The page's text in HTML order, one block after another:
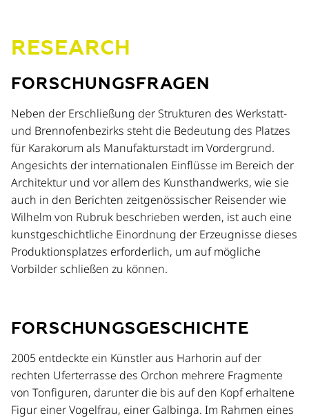
RESEARCH
FORSCHUNGSFRAGEN
Neben der Erschließung der Strukturen des Werkstatt-
und Brennofenbezirks steht die Bedeutung des Platzes
für Karakorum als Manufakturstadt im Vordergrund.
Angesichts der internationalen Einflüsse im Bereich der
Architektur und vor allem des Kunsthandwerks, wie sie
auch in den Berichten zeitgenössischer Reisender wie
Wilhelm von Rubruk beschrieben werden, ist auch eine
kunstgeschichtliche Einordnung der Erzeugnisse dieses
Produktionsplatzes erforderlich, um auf mögliche
Vorbilder schließen zu können.
FORSCHUNGSGESCHICHTE
2005 entdeckte ein Künstler aus Harhorin auf der
rechten Uferterrasse des Orchon mehrere Fragmente
von Tonfiguren, darunter die bis auf den Kopf erhaltene
Figur einer Vogelfrau, einer Galbinga. Im Rahmen eines